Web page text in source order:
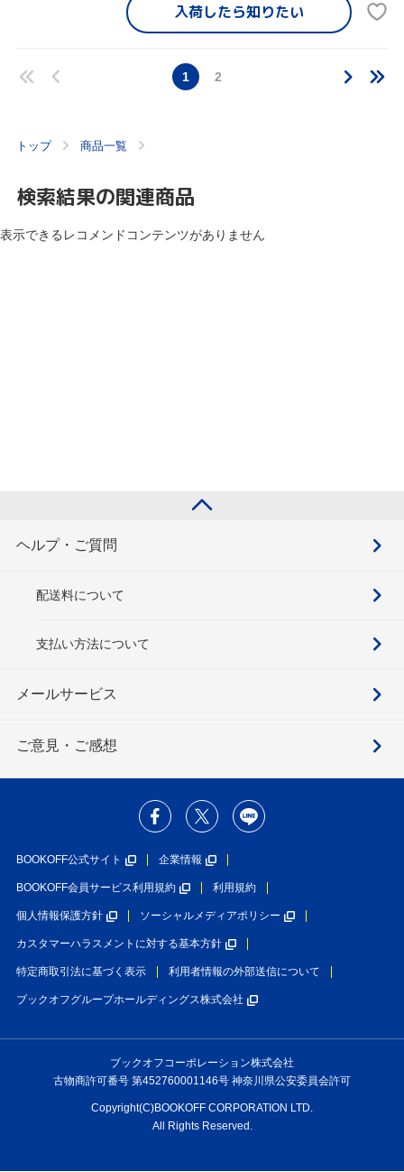
入荷したら知りたい
1 2
トップ 商品一覧
検索結果の関連商品
表示できるレコメンドコンテンツがありません
ヘルプ・ご質問
配送料について
支払い方法について
メールサービス
ご意見・ご感想
BOOKOFF公式サイト 企業情報
BOOKOFF会員サービス利用規約 利用規約
個人情報保護方針 ソーシャルメディアポリシー
カスタマーハラスメントに対する基本方針
特定商取引法に基づく表示 利用者情報の外部送信について
ブックオフグループホールディングス株式会社
ブックオフコーポレーション株式会社
古物商許可番号 第452760001146号 神奈川県公安委員会許可
Copyright(C)BOOKOFF CORPORATION LTD.
All Rights Reserved.